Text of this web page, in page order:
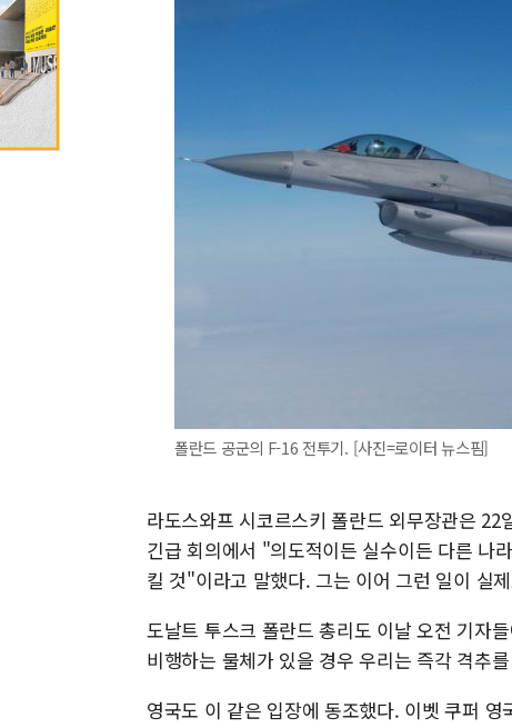
폴란드 공군의 F-16 전투기. [사진=로이터 뉴스핌]
라도스와프 시코르스키 폴란드 외무장관은
긴급 회의에서 "의도적이든 실수이든 다른 나
킬 것"이라고 말했다. 그는 이어 그런 일이 실
도날트 투스크 폴란드 총리도 이날 오전 기자
비행하는 물체가 있을 경우 우리는 즉각 격추
영국도 이 같은 입장에 동조했다. 이벳 쿠퍼